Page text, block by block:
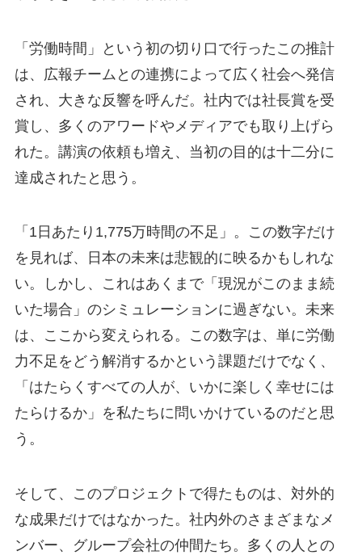
「労働時間」という初の切り口で行ったこの推計
は、広報チームとの連携によって広く社会へ発信
され、大きな反響を呼んだ。社内では社長賞を受
賞し、多くのアワードやメディアでも取り上げら
れた。講演の依頼も増え、当初の目的は十二分に
達成されたと思う。
「1日あたり1,775万時間の不足」。この数字だけ
を見れば、日本の未来は悲観的に映るかもしれな
い。しかし、これはあくまで「現況がこのまま続
いた場合」のシミュレーションに過ぎない。未来
は、ここから変えられる。この数字は、単に労働
力不足をどう解消するかという課題だけでなく、
「はたらくすべての人が、いかに楽しく幸せには
たらけるか」を私たちに問いかけているのだと思
う。
そして、このプロジェクトで得たものは、対外的
な成果だけではなかった。社内外のさまざまなメ
ンバー、グループ会社の仲間たち。多くの人との